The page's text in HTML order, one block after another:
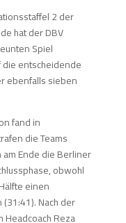
2 der
hat der DBV
Spiel
entscheidende
ebenfalls sieben
fand in
die Teams
Ende die Berliner
obwohl
einen
Nach der
Headcoach Reza